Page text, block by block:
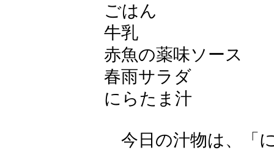
ごはん
牛乳
赤魚の薬味ソース
春雨サラダ
にらたま汁
今日の汁物は、「